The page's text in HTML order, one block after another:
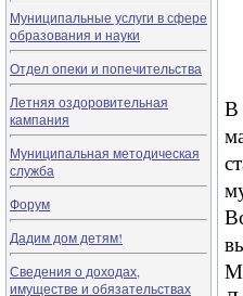
Муниципальные услуги в сфере
образования и науки
Отдел опеки и попечительства
Летняя оздоровительная
кампания
Муниципальная методическая
служба
Форум
Дадим дом детям!
Сведения о доходах,
имуществе и обязательствах
В